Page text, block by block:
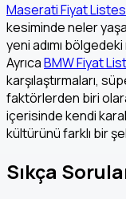
Maserati Fiyat
kesiminde neler
yeni adımı
AyrıcaBMW Fiyat
karşılaştırmaları,
faktörlerden biri
içerisinde kendi
kültürünü farklı bir
Sıkça